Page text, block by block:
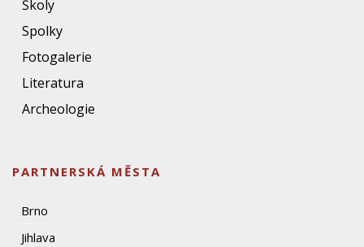
Školy
Spolky
Fotogalerie
Literatura
Archeologie
PARTNERSKÁ MĚSTA
Brno
Jihlava